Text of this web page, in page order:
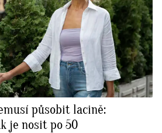
působit lacině:
je nosit po 50